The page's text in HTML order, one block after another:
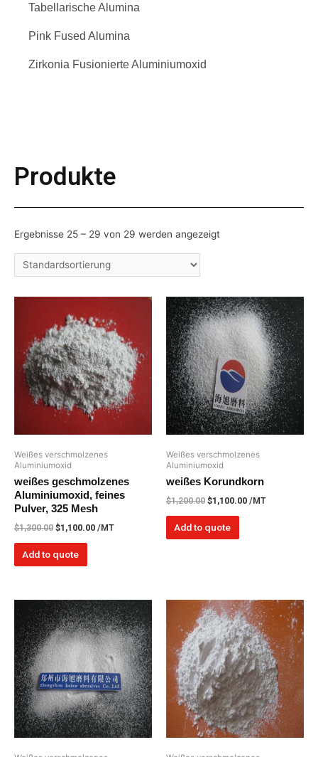
Tabellarische Alumina
Pink Fused Alumina
Zirkonia Fusionierte Aluminiumoxid
Produkte
Ergebnisse 25 – 29 von 29 werden angezeigt
Weißes verschmolzenes
Aluminiumoxid
weißes geschmolzenes
Aluminiumoxid, feines
Pulver, 325 Mesh
$1,300.00 $1,100.00 /MT
Add to quote
Weißes verschmolzenes
Aluminiumoxid
weißes Korundkorn
$1,200.00 $1,100.00 /MT
Add to quote